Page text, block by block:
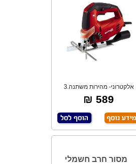
אלקטרוני- מהירות משתנה.3
מצבי פנדל. יצי
589 ₪
מסור חרב חשמלי